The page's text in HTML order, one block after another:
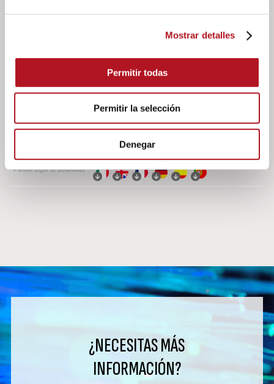
Mostrar detalles
Permitir todas
Permitir la selección
Denegar
Software de programación ZW-SMART rel.
Please login to download
Software de actualización de firmware ZW-Upgrade
Please login to download
¿NECESITAS MÁS
INFORMACIÓN?